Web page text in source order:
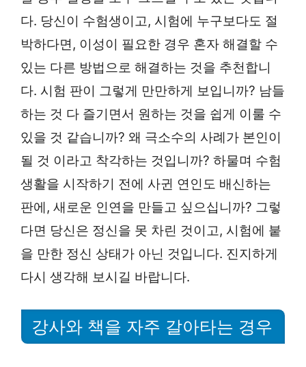
다. 당신이 수험생이고, 시험에 누구보다도 절
박하다면, 이성이 필요한 경우 혼자 해결할 수
있는 다른 방법으로 해결하는 것을 추천합니
다. 시험 판이 그렇게 만만하게 보입니까? 남들
하는 것 다 즐기면서 원하는 것을 쉽게 이룰 수
있을 것 같습니까? 왜 극소수의 사례가 본인이
될 것 이라고 착각하는 것입니까? 하물며 수험
생활을 시작하기 전에 사귄 연인도 배신하는
판에, 새로운 인연을 만들고 싶으십니까? 그렇
다면 당신은 정신을 못 차린 것이고, 시험에 붙
을 만한 정신 상태가 아닌 것입니다. 진지하게
다시 생각해 보시길 바랍니다.
강사와 책을 자주 갈아타는 경우